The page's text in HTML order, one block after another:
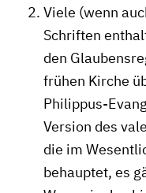
Viele (wenn
Schriften
den
frühen Kirche
Philippus-
Version des
die im
behauptet, es